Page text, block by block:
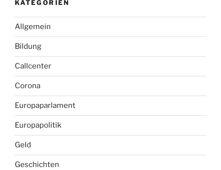
KATEGORIEN
Allgemein
Bildung
Callcenter
Corona
Europaparlament
Europapolitik
Geld
Geschichten